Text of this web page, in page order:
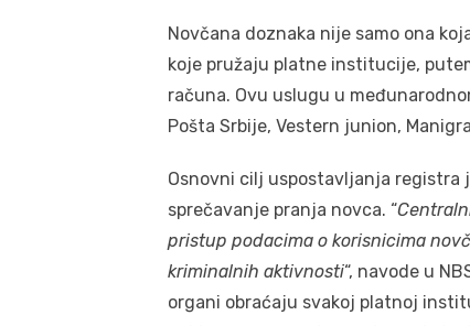
Novčana doznaka nije samo ona
koje pružaju platne institucije,
računa. Ovu uslugu u
Pošta Srbije, Vestern junion,
Osnovni cilj uspostavljanja registra
sprečavanje pranja novca. “
pristup podacima o korisnicima
kriminalnih aktivnosti“, navode u
organi obraćaju svakoj platnoj